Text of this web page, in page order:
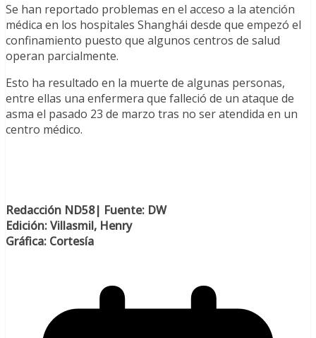
Se han reportado problemas en el acceso a la atención
médica en los hospitales Shanghái desde que empezó el
confinamiento puesto que algunos centros de salud
operan parcialmente.
Esto ha resultado en la muerte de algunas personas,
entre ellas una enfermera que falleció de un ataque de
asma el pasado 23 de marzo tras no ser atendida en un
centro médico.
Redacción ND58| Fuente: DW
Edición: Villasmil, Henry
Gráfica: Cortesía